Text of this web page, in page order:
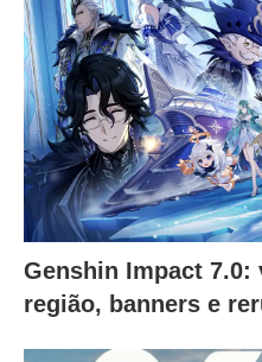
Genshin Impact 7.0:
região, banners e